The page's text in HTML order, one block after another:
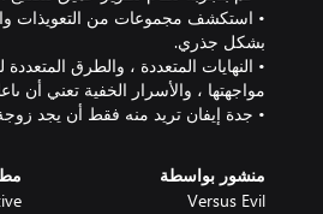
• استكشف مجموعات من التعويذات
• النهايات المتعددة ، والطرق
• جدة إيفان تريد منه فقط أن يجد
منشور بواسطة
Versus Evil